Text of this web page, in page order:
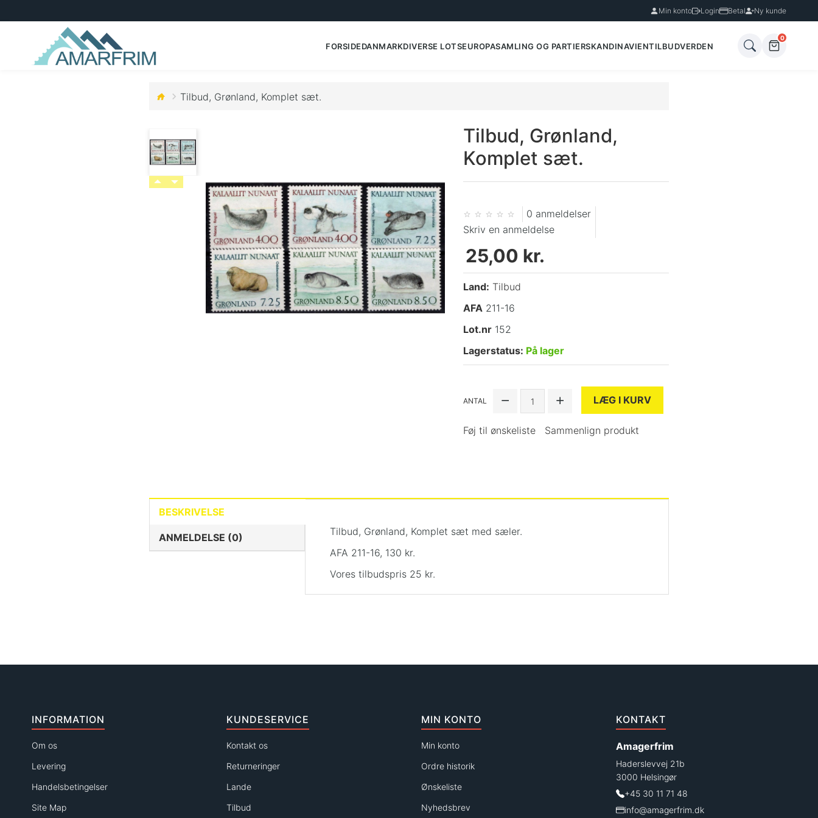
Min konto Login Betal Ny kunde
FORSIDEDANMARKDIVERSE LOTSEUROPASAMLING OG PARTIERSKANDINAVIENTILBUDVERDEN
0
Tilbud, Grønland, Komplet sæt.
Tilbud, Grønland,
Komplet sæt.
0 anmeldelser
Skriv en anmeldelse
25,00 kr.
Land: Tilbud
AFA 211-16
Lot.nr 152
Lagerstatus: På lager
ANTAL LÆG I KURV
Føj til ønskeliste Sammenlign produkt
BESKRIVELSE
ANMELDELSE (0)
Tilbud, Grønland, Komplet sæt med sæler.
AFA 211-16, 130 kr.
Vores tilbudspris 25 kr.
INFORMATION
Om os
Levering
Handelsbetingelser
Site Map
KUNDESERVICE
Kontakt os
Returneringer
Lande
Tilbud
MIN KONTO
Min konto
Ordre historik
Ønskeliste
Nyhedsbrev
KONTAKT
Amagerfrim
Haderslevvej 21b
3000 Helsingør
+45 30 11 71 48
info@amagerfrim.dk